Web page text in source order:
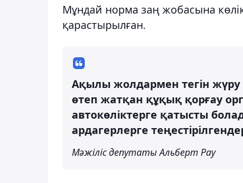
Мұндай норма заң жобасына
қарастырылған.
Ақылы жолдармен тегін
өтеп жатқан құқық қорғау
автокөліктерге қатысты
ардагерлерге
Мәжіліс депутаты Альберт Рау